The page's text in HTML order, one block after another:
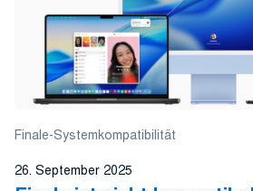
Finale-Systemkompatibilität
26. September 2025